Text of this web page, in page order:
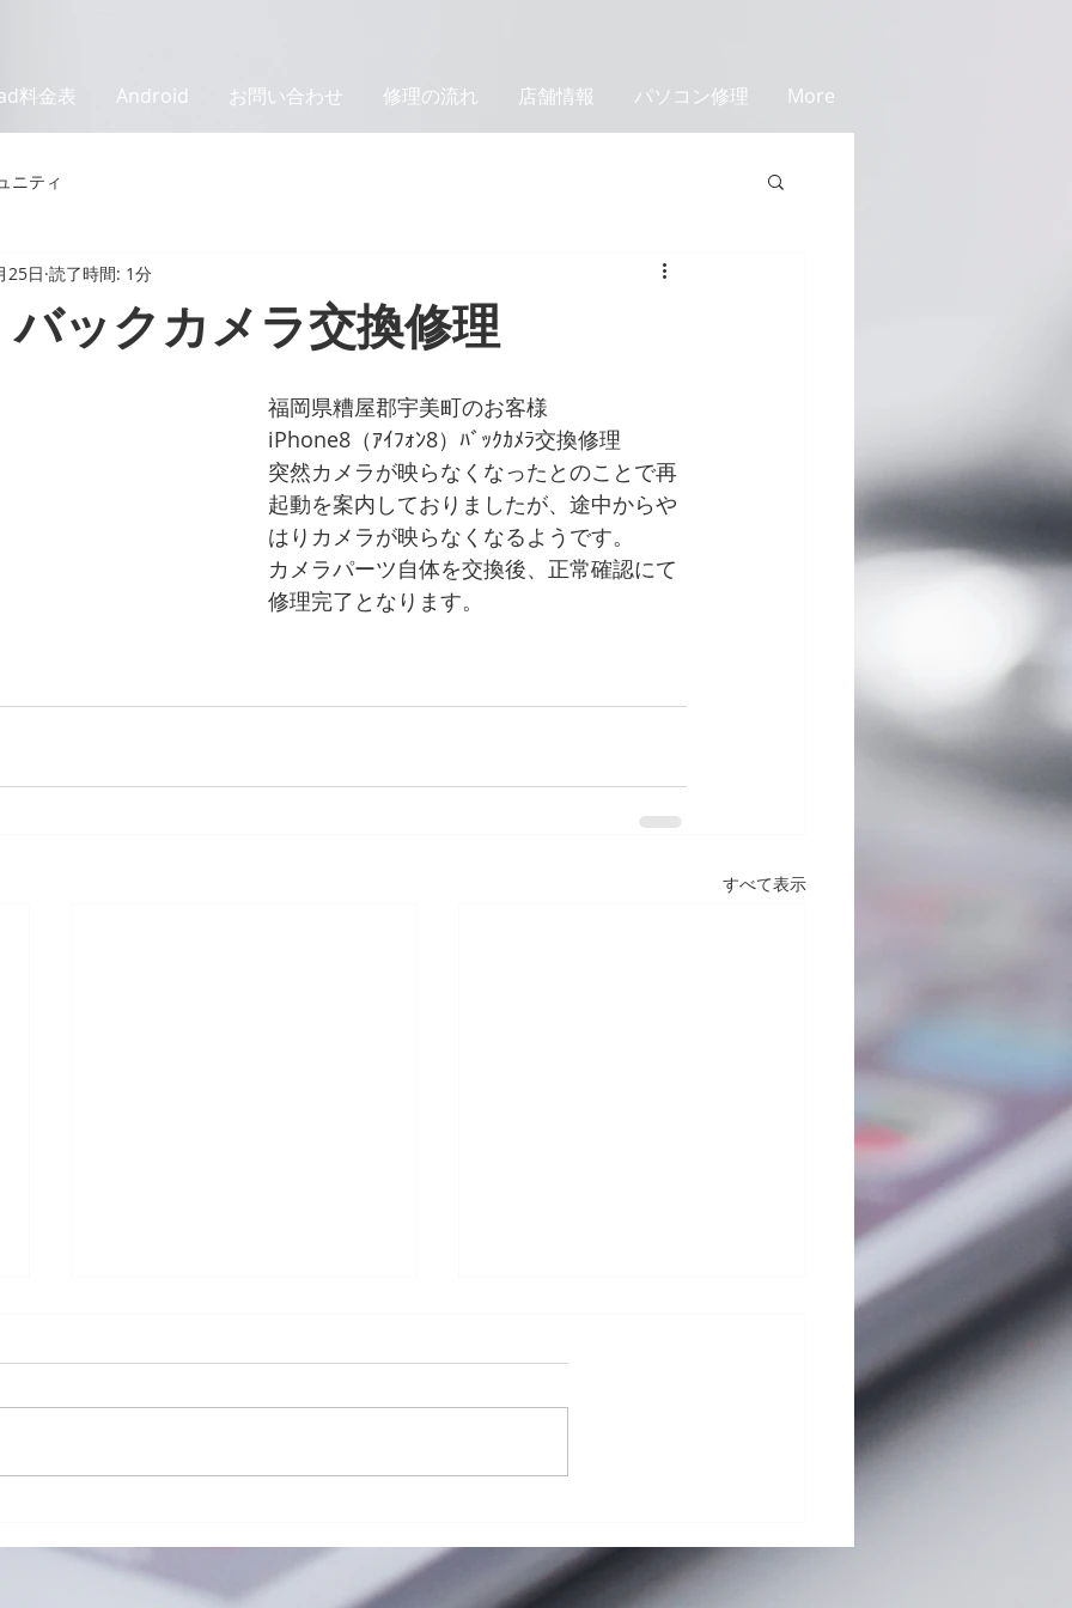
料金表 Android お問い合わせ 修理の流れ 店舗情報 パソコン修理 More
ニティ
ックカメラ交換修理
25日 読了時間: 1分
福岡県糟屋郡宇美町のお客様
iPhone8（ｱｲﾌｫﾝ8）ﾊﾞｯｸｶﾒﾗ交換修理
突然カメラが映らなくなったとのことで再
起動を案内しておりましたが、途中からや
はりカメラが映らなくなるようです。
カメラパーツ自体を交換後、正常確認にて
修理完了となります。
すべて表示
交換修理
ッテリー交換修理